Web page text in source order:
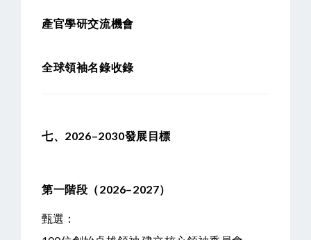
產官學研交流機會
全球領袖名錄收錄
七、2026–2030發展目標
第一階段（2026–2027）
甄選：